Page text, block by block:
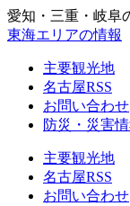
愛知・三重・岐阜
東海エリアの情報
主要観光地
名古屋RSS
お問い合わせ
防災・災害
主要観光地
名古屋RSS
お問い合わせ